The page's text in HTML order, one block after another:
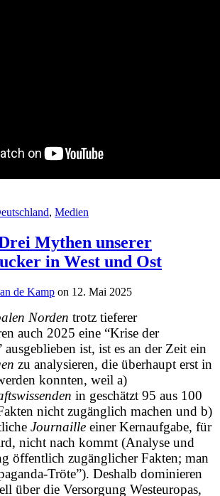
, Medien
Mythen unserer
in West und Ost
de Kamp on 12. Mai 2025
Norden trotz tieferer
auch 2025 eine “Krise der
ausgeblieben ist, ist es an der Zeit ein
zu analysieren, die überhaupt erst in
konnten, weil a)
in geschätzt 95 aus 100
nicht zugänglich machen und b)
Journaille einer Kernaufgabe, für
nicht nach kommt (Analyse und
öffentlich zugänglicher Fakten; man
Tröte”). Deshalb dominieren
über die Versorgung Westeuropas,